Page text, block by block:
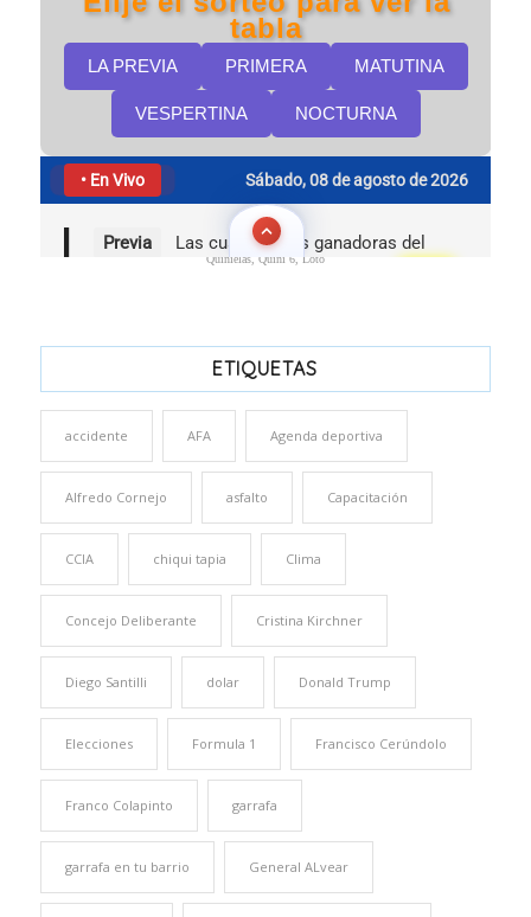
Quinielas, Quini 6, Loto
ETIQUETAS
accidente AFA Agenda deportiva
Alfredo Cornejo asfalto Capacitación
CCIA chiqui tapia Clima
Concejo Deliberante Cristina Kirchner
Diego Santilli dolar Donald Trump
Elecciones Formula 1 Francisco Cerúndolo
Franco Colapinto garrafa
garrafa en tu barrio General ALvear